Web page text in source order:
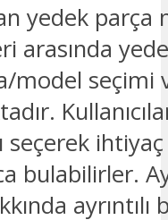
yedek parça
arasında
model seçimi
seçerek
bulabilirler.
ayrıntılı